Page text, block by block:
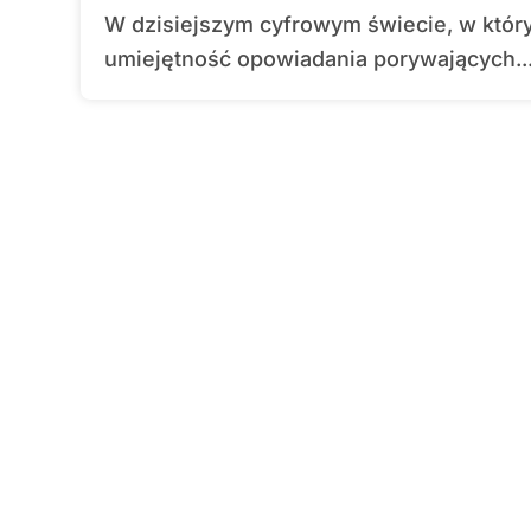
W dzisiejszym cyfrowym świecie, w którym konkurencja o uwagę klienta jest zacięta,
umiejętność opowiadania